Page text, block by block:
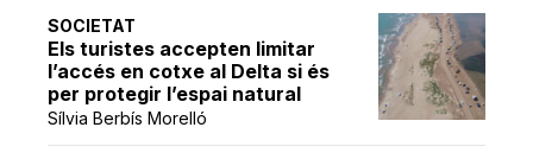
SOCIETAT
Els turistes accepten limitar
l’accés en cotxe al Delta si és
per protegir l’espai natural
Sílvia Berbís Morelló